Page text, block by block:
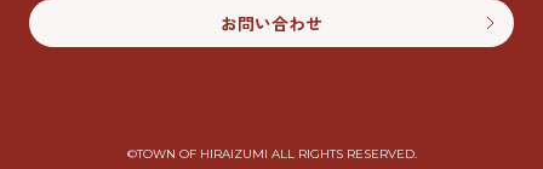
©︎TOWN OF HIRAIZUMI ALL RIGHTS RESERVED.
お問い合わせ